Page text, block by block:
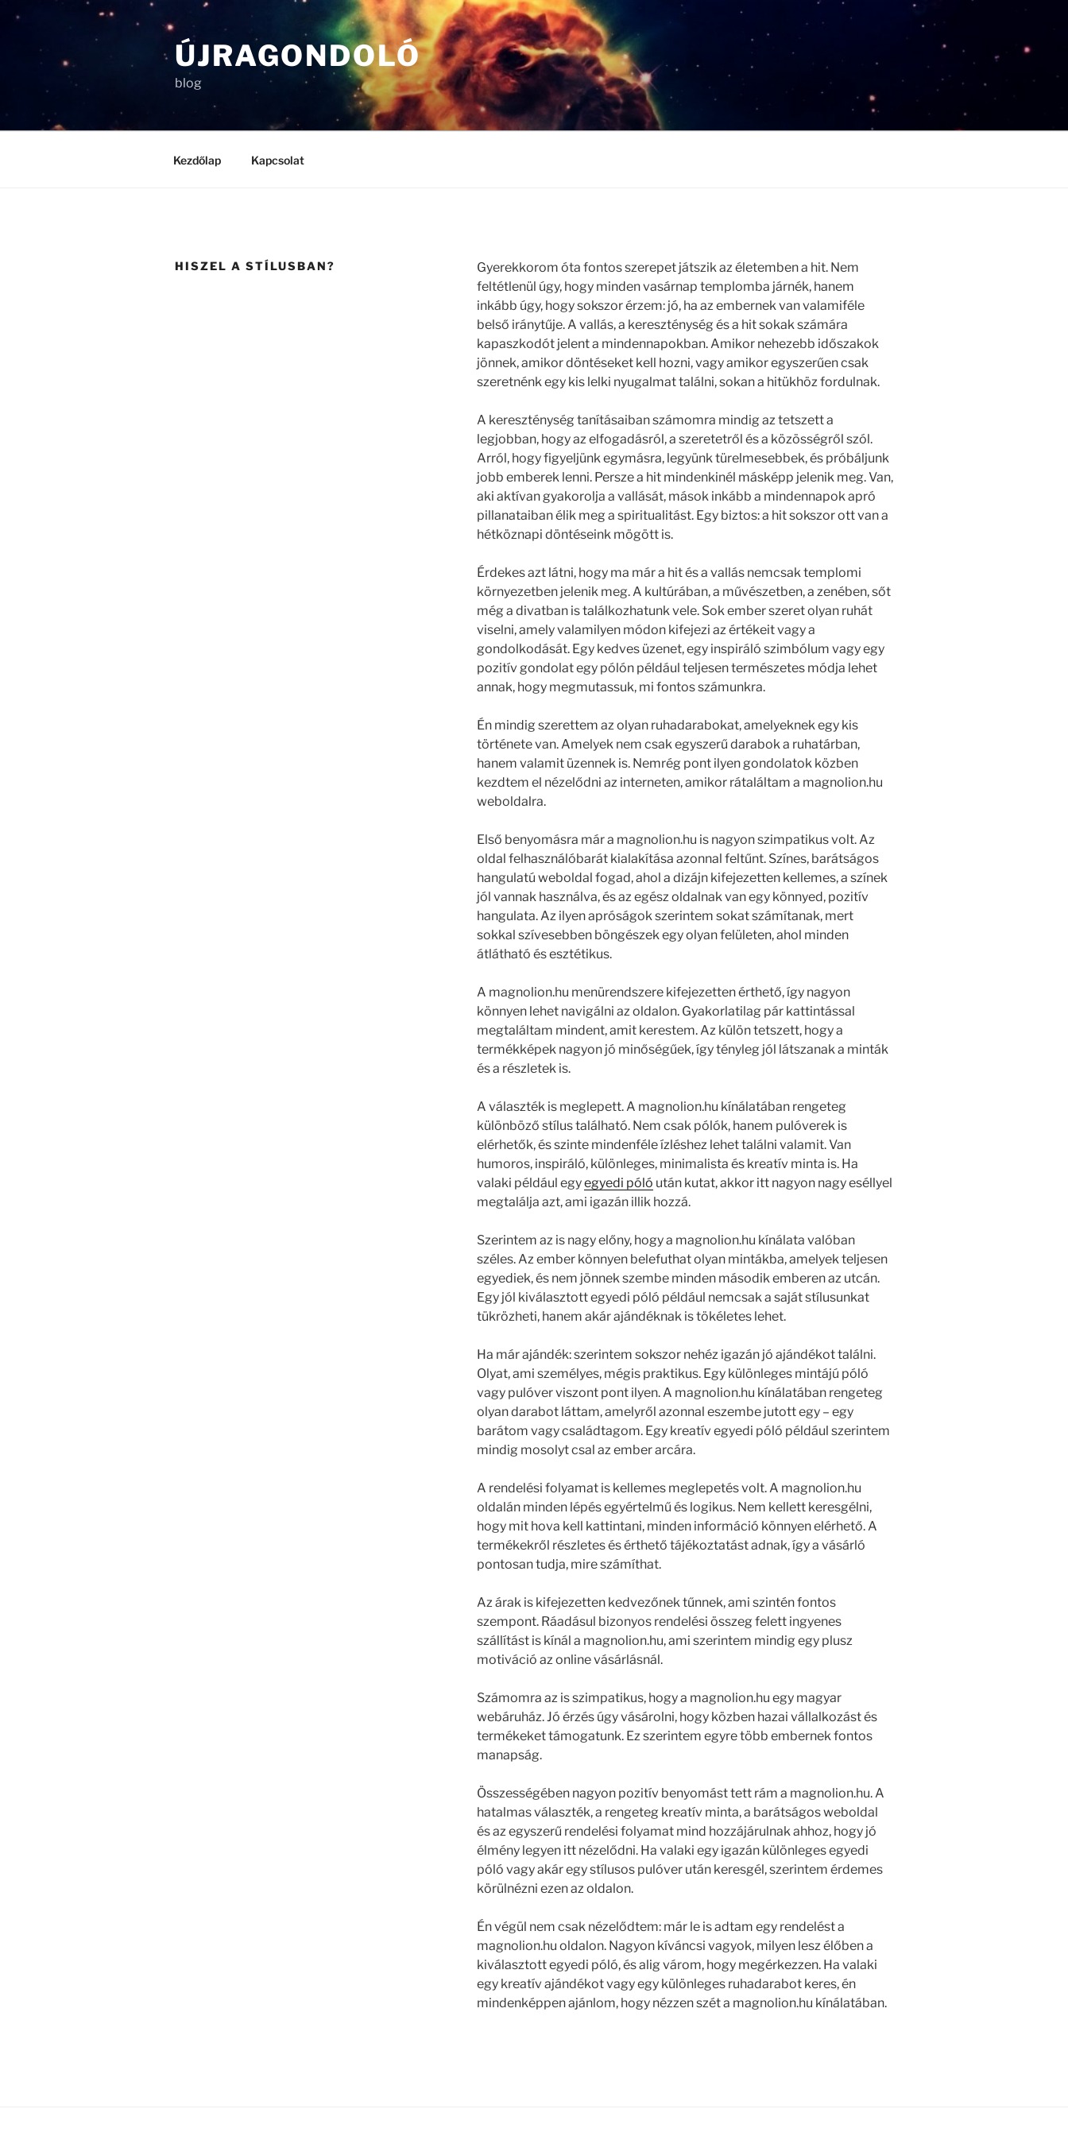
ÚJRAGONDOLÓ
blog
Kezdőlap Kapcsolat
HISZEL A STÍLUSBAN?
Gyerekkorom óta fontos szerepet játszik az életemben a hit. Nem
feltétlenül úgy, hogy minden vasárnap templomba járnék, hanem
inkább úgy, hogy sokszor érzem: jó, ha az embernek van valamiféle
belső iránytűje. A vallás, a kereszténység és a hit sokak számára
kapaszkodót jelent a mindennapokban. Amikor nehezebb időszakok
jönnek, amikor döntéseket kell hozni, vagy amikor egyszerűen csak
szeretnénk egy kis lelki nyugalmat találni, sokan a hitükhöz fordulnak.
A kereszténység tanításaiban számomra mindig az tetszett a
legjobban, hogy az elfogadásról, a szeretetről és a közösségről szól.
Arról, hogy figyeljünk egymásra, legyünk türelmesebbek, és próbáljunk
jobb emberek lenni. Persze a hit mindenkinél másképp jelenik meg. Van,
aki aktívan gyakorolja a vallását, mások inkább a mindennapok apró
pillanataiban élik meg a spiritualitást. Egy biztos: a hit sokszor ott van a
hétköznapi döntéseink mögött is.
Érdekes azt látni, hogy ma már a hit és a vallás nemcsak templomi
környezetben jelenik meg. A kultúrában, a művészetben, a zenében, sőt
még a divatban is találkozhatunk vele. Sok ember szeret olyan ruhát
viselni, amely valamilyen módon kifejezi az értékeit vagy a
gondolkodását. Egy kedves üzenet, egy inspiráló szimbólum vagy egy
pozitív gondolat egy pólón például teljesen természetes módja lehet
annak, hogy megmutassuk, mi fontos számunkra.
Én mindig szerettem az olyan ruhadarabokat, amelyeknek egy kis
története van. Amelyek nem csak egyszerű darabok a ruhatárban,
hanem valamit üzennek is. Nemrég pont ilyen gondolatok közben
kezdtem el nézelődni az interneten, amikor rátaláltam a magnolion.hu
weboldalra.
Első benyomásra már a magnolion.hu is nagyon szimpatikus volt. Az
oldal felhasználóbarát kialakítása azonnal feltűnt. Színes, barátságos
hangulatú weboldal fogad, ahol a dizájn kifejezetten kellemes, a színek
jól vannak használva, és az egész oldalnak van egy könnyed, pozitív
hangulata. Az ilyen apróságok szerintem sokat számítanak, mert
sokkal szívesebben böngészek egy olyan felületen, ahol minden
átlátható és esztétikus.
A magnolion.hu menürendszere kifejezetten érthető, így nagyon
könnyen lehet navigálni az oldalon. Gyakorlatilag pár kattintással
megtaláltam mindent, amit kerestem. Az külön tetszett, hogy a
termékképek nagyon jó minőségűek, így tényleg jól látszanak a minták
és a részletek is.
A választék is meglepett. A magnolion.hu kínálatában rengeteg
különböző stílus található. Nem csak pólók, hanem pulóverek is
elérhetők, és szinte mindenféle ízléshez lehet találni valamit. Van
humoros, inspiráló, különleges, minimalista és kreatív minta is. Ha
valaki például egyegyedi póló után kutat, akkor itt nagyon nagy eséllyel
megtalálja azt, ami igazán illik hozzá.
Szerintem az is nagy előny, hogy a magnolion.hu kínálata valóban
széles. Az ember könnyen belefuthat olyan mintákba, amelyek teljesen
egyediek, és nem jönnek szembe minden második emberen az utcán.
Egy jól kiválasztott egyedi póló például nemcsak a saját stílusunkat
tükrözheti, hanem akár ajándéknak is tökéletes lehet.
Ha már ajándék: szerintem sokszor nehéz igazán jó ajándékot találni.
Olyat, ami személyes, mégis praktikus. Egy különleges mintájú póló
vagy pulóver viszont pont ilyen. A magnolion.hu kínálatában rengeteg
olyan darabot láttam, amelyről azonnal eszembe jutott egy – egy
barátom vagy családtagom. Egy kreatív egyedi póló például szerintem
mindig mosolyt csal az ember arcára.
A rendelési folyamat is kellemes meglepetés volt. A magnolion.hu
oldalán minden lépés egyértelmű és logikus. Nem kellett keresgélni,
hogy mit hova kell kattintani, minden információ könnyen elérhető. A
termékekről részletes és érthető tájékoztatást adnak, így a vásárló
pontosan tudja, mire számíthat.
Az árak is kifejezetten kedvezőnek tűnnek, ami szintén fontos
szempont. Ráadásul bizonyos rendelési összeg felett ingyenes
szállítást is kínál a magnolion.hu, ami szerintem mindig egy plusz
motiváció az online vásárlásnál.
Számomra az is szimpatikus, hogy a magnolion.hu egy magyar
webáruház. Jó érzés úgy vásárolni, hogy közben hazai vállalkozást és
termékeket támogatunk. Ez szerintem egyre több embernek fontos
manapság.
Összességében nagyon pozitív benyomást tett rám a magnolion.hu. A
hatalmas választék, a rengeteg kreatív minta, a barátságos weboldal
és az egyszerű rendelési folyamat mind hozzájárulnak ahhoz, hogy jó
élmény legyen itt nézelődni. Ha valaki egy igazán különleges egyedi
póló vagy akár egy stílusos pulóver után keresgél, szerintem érdemes
körülnézni ezen az oldalon.
Én végül nem csak nézelődtem: már le is adtam egy rendelést a
magnolion.hu oldalon. Nagyon kíváncsi vagyok, milyen lesz élőben a
kiválasztott egyedi póló, és alig várom, hogy megérkezzen. Ha valaki
egy kreatív ajándékot vagy egy különleges ruhadarabot keres, én
mindenképpen ajánlom, hogy nézzen szét a magnolion.hu kínálatában.